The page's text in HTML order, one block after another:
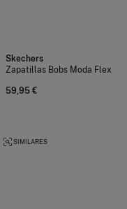
Skechers
Zapatillas Bobs Moda Flex
59,95 €
SIMILARES